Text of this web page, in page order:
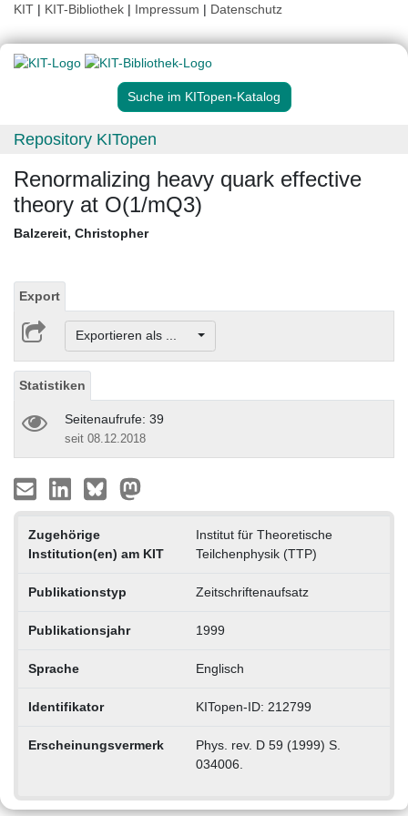
KIT | KIT-Bibliothek | Impressum | Datenschutz
Suche im KITopen-Katalog
Repository KITopen
Renormalizing heavy quark effective
theory at O(1/mQ3)
Balzereit, Christopher
Export
Exportieren als ...
Statistiken
Seitenaufrufe: 39
seit 08.12.2018
Zugehörige
Institution(en) am KIT
Institut für Theoretische
Teilchenphysik (TTP)
Publikationstyp Zeitschriftenaufsatz
Publikationsjahr 1999
Sprache Englisch
Identifikator KITopen-ID: 212799
Erscheinungsvermerk
Phys. rev. D 59 (1999) S.
034006.